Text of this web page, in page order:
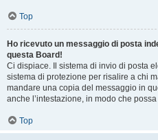
Top
Ho ricevuto un messaggio di posta
questa Board!
Ci dispiace. Il sistema di invio di posta
sistema di protezione per risalire a chi
mandare una copia del messaggio in
anche l’intestazione, in modo che
Top